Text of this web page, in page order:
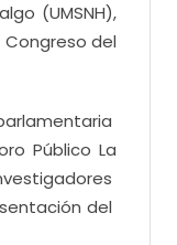
(UMSNH),
del
Público La
del